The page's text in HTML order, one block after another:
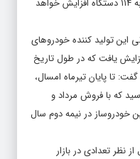
سال ۱۴۰۰ سود عملیاتی این تولید کننده خودروهای
تومان افزایش یافت که در طول تاریخ
تا پایان تیرماه امسال،
تومان رسید که با فروش مرداد و
خودروساز در نیمه دوم سال
از نظر تعدادی در بازار